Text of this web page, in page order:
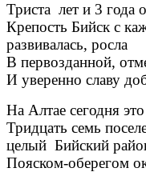
Триста лет и 3 года
Крепость Бийск с
развивалась, росла
В первозданной,
И уверенно славу
На Алтае сегодня
Тридцать семь
целый Бийский
Пояском-оберегом